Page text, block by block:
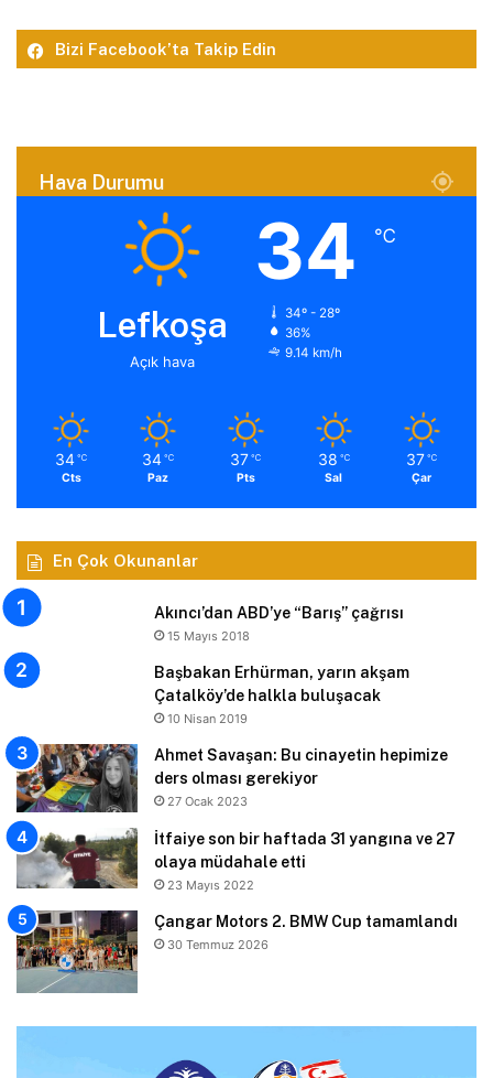
Bizi Facebook’ta Takip Edin
Hava Durumu
Lefkoşa
Açık hava
34 ℃
34º - 28º
36%
9.14 km/h
34 ℃
Cts
34 ℃
Paz
37 ℃
Pts
38 ℃
Sal
37 ℃
Çar
En Çok Okunanlar
Akıncı’dan ABD’ye “Barış” çağrısı
15 Mayıs 2018
Başbakan Erhürman, yarın akşam
Çatalköy’de halkla buluşacak
10 Nisan 2019
Ahmet Savaşan: Bu cinayetin hepimize
ders olması gerekiyor
27 Ocak 2023
İtfaiye son bir haftada 31 yangına ve 27
olaya müdahale etti
23 Mayıs 2022
Çangar Motors 2. BMW Cup tamamlandı
30 Temmuz 2026